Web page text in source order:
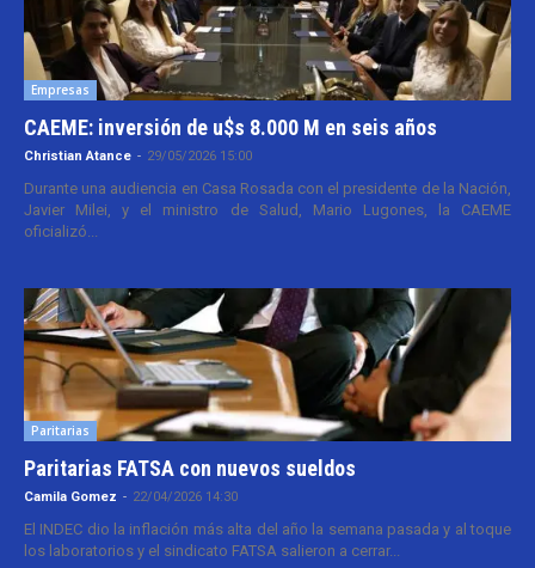
Empresas
CAEME: inversión de u$s 8.000 M en seis años
Christian Atance - 29/05/2026 15:00
Durante una audiencia en Casa Rosada con el presidente de la Nación,
Javier Milei, y el ministro de Salud, Mario Lugones, la CAEME
oficializó...
Paritarias
Paritarias FATSA con nuevos sueldos
Camila Gomez - 22/04/2026 14:30
El INDEC dio la inflación más alta del año la semana pasada y al toque
los laboratorios y el sindicato FATSA salieron a cerrar...